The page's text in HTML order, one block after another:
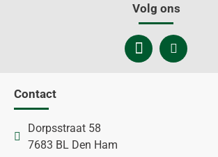
Volg ons
Contact
Dorpsstraat 58
7683 BL Den Ham